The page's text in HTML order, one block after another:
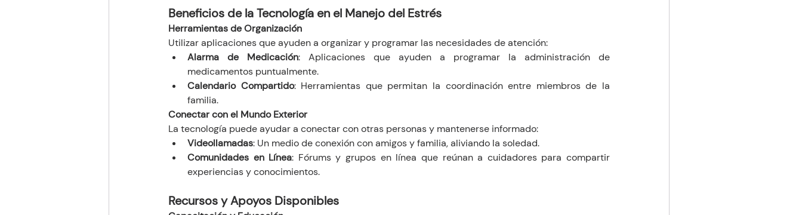
Beneficios de la Tecnología en el Manejo del Estrés
Herramientas de Organización
Utilizar aplicaciones que ayuden a organizar y programar las necesidades de atención:
Alarma de Medicación: Aplicaciones que ayuden a programar la administración de
medicamentos puntualmente.
Calendario Compartido: Herramientas que permitan la coordinación entre miembros de la
familia.
Conectar con el Mundo Exterior
La tecnología puede ayudar a conectar con otras personas y mantenerse informado:
Videollamadas: Un medio de conexión con amigos y familia, aliviando la soledad.
Comunidades en Línea: Fórums y grupos en línea que reúnan a cuidadores para compartir
experiencias y conocimientos.
Recursos y Apoyos Disponibles